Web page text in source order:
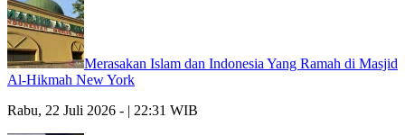
Merasakan Islam dan Indonesia Yang Ramah di Masjid
Al-Hikmah New York
Rabu, 22 Juli 2026 - | 22:31 WIB